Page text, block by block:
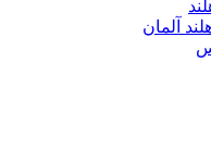
آلمان